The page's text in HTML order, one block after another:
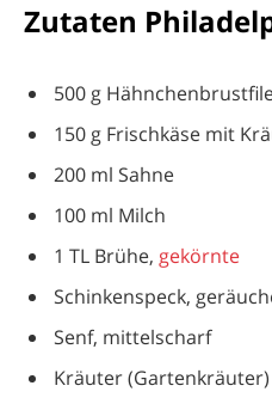
Zutaten
500 g
150 g Frischkäse mit
200 ml Sahne
100 ml Milch
1 TL Brühe, gekörnte
Schinkenspeck,
Senf, mittelscharf
Kräuter (Gartenkräuter)